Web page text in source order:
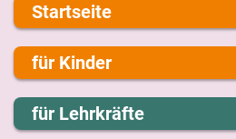
Startseite
Über uns
Presse
Kontakt
Impressum
für Kinder
Lernen und Schule
Hobby und Freizeit
für Lehrkräfte